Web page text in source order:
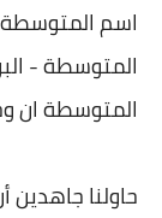
اسم
المتوسطة -
المتوسطة ان
حاولنا